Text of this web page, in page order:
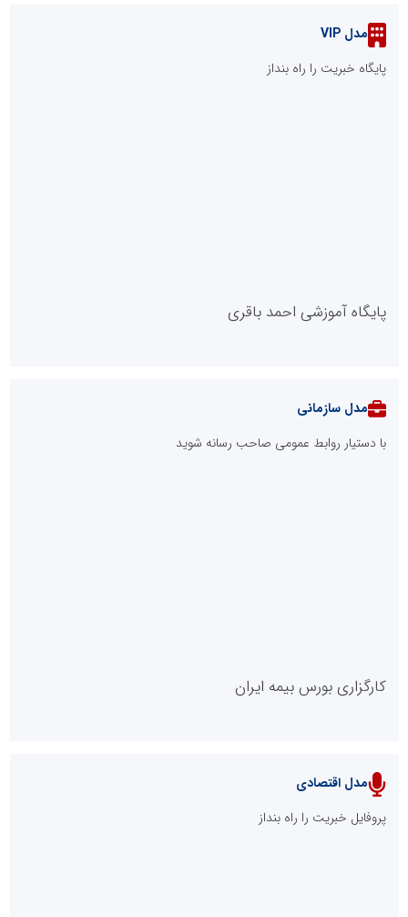
مدل VIP
پایگاه خبریت را راه بنداز
پایگاه آموزشی احمد باقری
پایگاه خبری نهضت ملی مسکن
مدل سازمانی
با دستیار روابط عمومی صاحب رسانه شوید
کارگزاری بورس بیمه ایران
مدل اقتصادی
پروفایل خبریت را راه بنداز